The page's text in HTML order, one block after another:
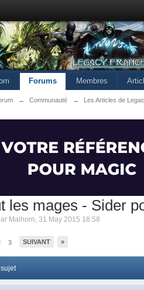
Forums Membres
→ Communauté → Les Articles de
les mages - Sider
Malhorn,31 May 2015 18:58
3 SUIVANT »